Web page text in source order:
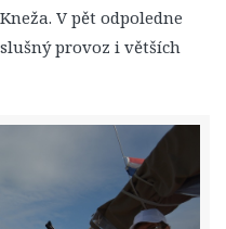
V pět odpoledne
provoz i větších